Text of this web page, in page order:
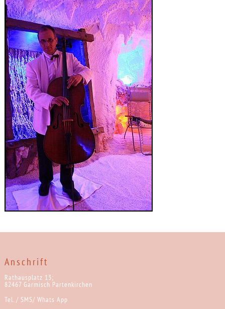
Anschrift
Rathausplatz 13;
82467 Garmisch Partenkirchen
Tel. / SMS/ Whats App